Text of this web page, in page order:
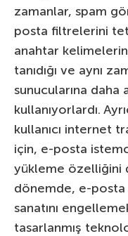
zamanlar, spam
posta filtrelerini
anahtar
tanıdığı ve aynı
sunucularına
kullanıyorlardı.
kullanıcı internet
için, e-posta
yükleme özelliğini
dönemde, e-posta
sanatını
tasarlanmış